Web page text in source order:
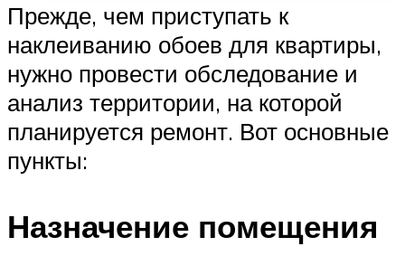
Меню
Прежде, чем приступать к
наклеиванию обоев для квартиры,
нужно провести обследование и
анализ территории, на которой
планируется ремонт. Вот основные
пункты:
Назначение помещения